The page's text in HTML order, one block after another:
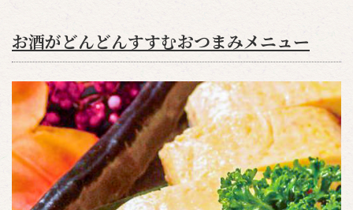
お酒がどんどんすすむおつまみメニュー